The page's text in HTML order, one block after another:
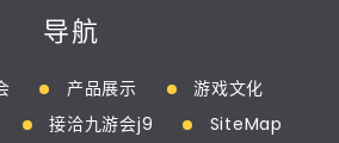
导航
产品展示
游戏文化
接洽九游会j9 SiteMap